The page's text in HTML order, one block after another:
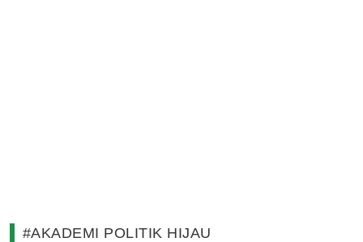
#AKADEMI POLITIK HIJAU